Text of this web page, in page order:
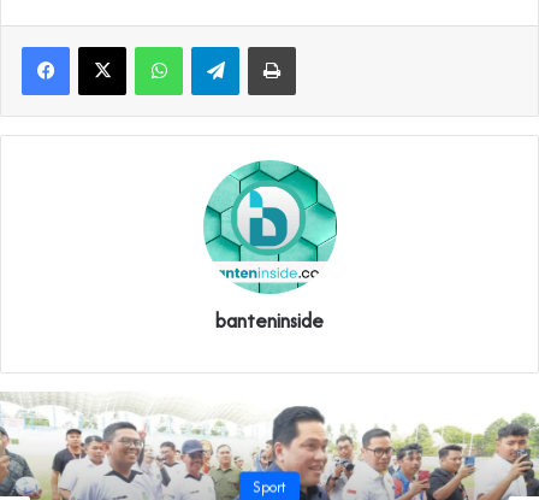
WhatsAppTelegramPrint
banteninside
Sport